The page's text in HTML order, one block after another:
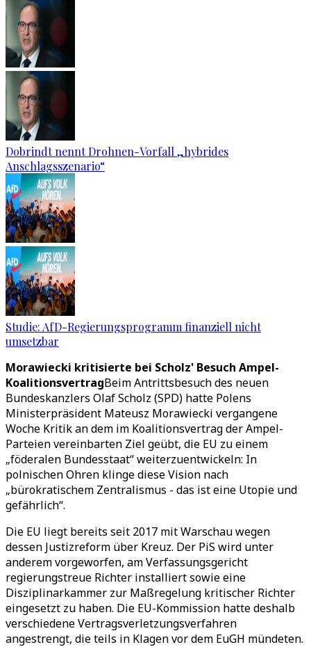
Dobrindt nennt Drohnen-Vorfall „hybrides
Anschlagsszenario“
Studie: AfD-Regierungsprogramm finanziell nicht
umsetzbar
Morawiecki kritisierte bei Scholz' Besuch Ampel-
KoalitionsvertragBeim Antrittsbesuch des neuen
Bundeskanzlers Olaf Scholz (SPD) hatte Polens
Ministerpräsident Mateusz Morawiecki vergangene
Woche Kritik an dem im Koalitionsvertrag der Ampel-
Parteien vereinbarten Ziel geübt, die EU zu einem
„föderalen Bundesstaat“ weiterzuentwickeln: In
polnischen Ohren klinge diese Vision nach
„bürokratischem Zentralismus - das ist eine Utopie und
gefährlich“.
Die EU liegt bereits seit 2017 mit Warschau wegen
dessen Justizreform über Kreuz. Der PiS wird unter
anderem vorgeworfen, am Verfassungsgericht
regierungstreue Richter installiert sowie eine
Disziplinarkammer zur Maßregelung kritischer Richter
eingesetzt zu haben. Die EU-Kommission hatte deshalb
verschiedene Vertragsverletzungsverfahren
angestrengt, die teils in Klagen vor dem EuGH mündeten.